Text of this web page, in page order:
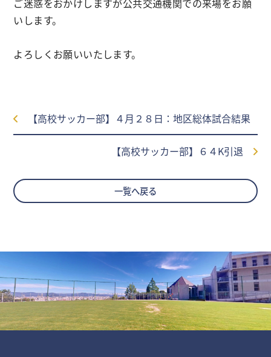
ご迷惑をおかけしますが公共交通機関での来場をお願
いします。
よろしくお願いいたします。
【高校サッカー部】４月２８日：地区総体試合結果
【高校サッカー部】６４K引退
一覧へ戻る